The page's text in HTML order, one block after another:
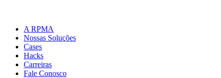
A RPMA
Nossas Soluções
Cases
Hacks
Carreiras
Fale Conosco